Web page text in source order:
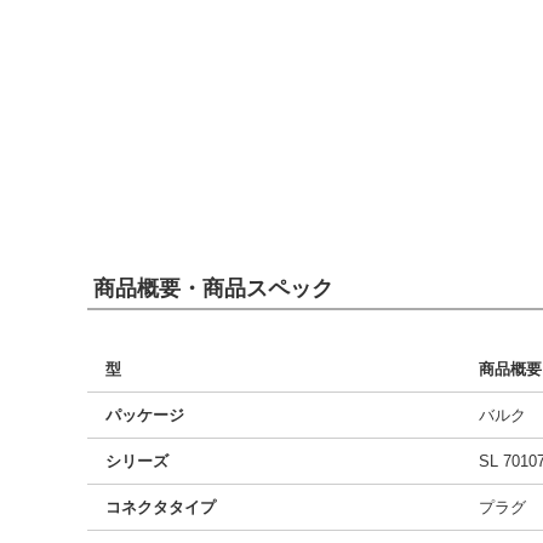
商品概要・商品スペック
型 商品概要
パッケージ バルク
シリーズ SL
コネクタタイプ プラグ